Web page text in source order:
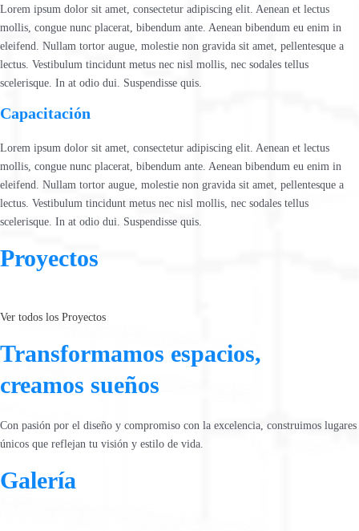
Lorem ipsum dolor sit amet, consectetur adipiscing elit. Aenean et lectus
mollis, congue nunc placerat, bibendum ante. Aenean bibendum eu enim in
eleifend. Nullam tortor augue, molestie non gravida sit amet, pellentesque a
lectus. Vestibulum tincidunt metus nec nisl mollis, nec sodales tellus
scelerisque. In at odio dui. Suspendisse quis.
Capacitación
Lorem ipsum dolor sit amet, consectetur adipiscing elit. Aenean et lectus
mollis, congue nunc placerat, bibendum ante. Aenean bibendum eu enim in
eleifend. Nullam tortor augue, molestie non gravida sit amet, pellentesque a
lectus. Vestibulum tincidunt metus nec nisl mollis, nec sodales tellus
scelerisque. In at odio dui. Suspendisse quis.
Proyectos
Ver todos los Proyectos
Transformamos espacios,
creamos sueños
Con pasión por el diseño y compromiso con la excelencia, construimos lugares
únicos que reflejan tu visión y estilo de vida.
Galería